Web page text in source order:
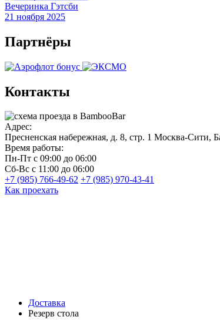
Вечеринка Гэтсби
21 ноября 2025
Партнёры
Контакты
Адрес:
Пресненская набережная, д. 8, стр. 1 Москва-Сити,
Время работы:
Пн-Пт с 09:00 до 06:00
Сб-Вс с 11:00 до 06:00
+7 (985) 766-49-62 +7 (985) 970-43-41
Как проехать
Доставка
Резерв стола